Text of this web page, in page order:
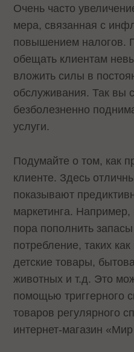
Очень часто
мера, связанная с
повышением налогов.
обещать клиентам
вложить силы в
обслуживания. Так вы
безболезненно
услуги.
Подумайте о том, как
клиенте. Здесь
показывают
маркетинга.
пора пополнить
потребление, таких
детские товары,
животных и т.д. Это
помощью триггерного
товаров регулярного
интернет-магазин